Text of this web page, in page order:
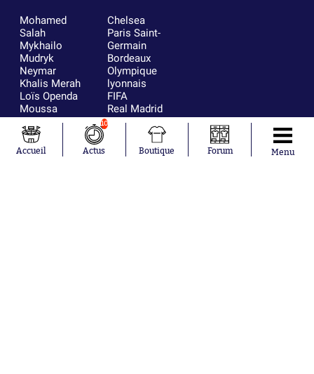
Mohamed
Salah
Mykhailo
Mudryk
Neymar
Khalis Merah
Loïs Openda
Moussa
Niakhaté
Nicolás
Tagliafico
Pavel Šulc
Chelsea
Paris Saint-
Germain
Bordeaux
Olympique
lyonnais
FIFA
Real Madrid
RC Strasbourg
AC Milan
RC Lens
Accueil
10
Actus Boutique Forum Menu